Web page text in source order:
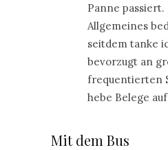
Panne passiert.
Allgemeines
seitdem tanke
bevorzugt an
frequentierten
hebe Belege
Mit dem Bus